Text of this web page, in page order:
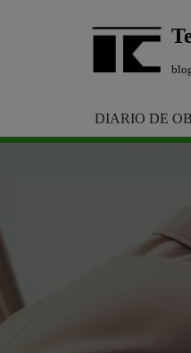
DIARIO DE